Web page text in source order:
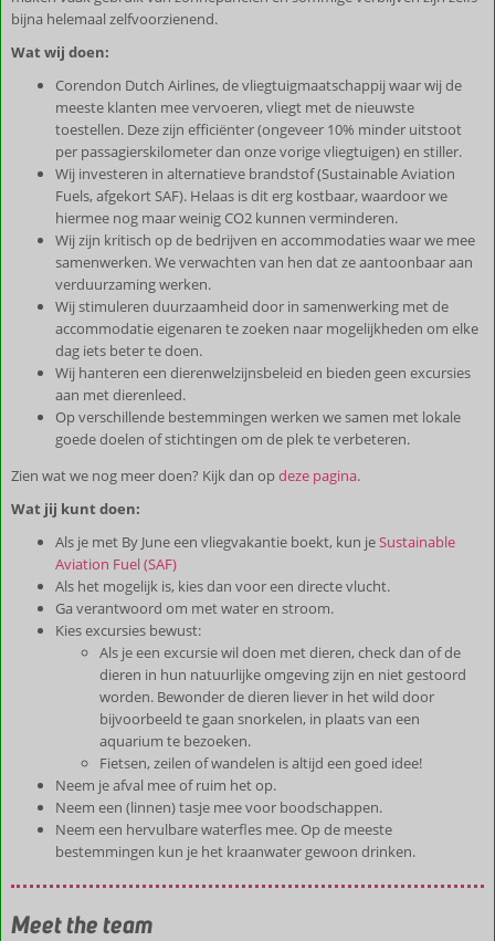
bijna helemaal zelfvoorzienend.
Wat wij doen:
Corendon Dutch Airlines, de vliegtuigmaatschappij waar wij de
meeste klanten mee vervoeren, vliegt met de nieuwste
toestellen. Deze zijn efficiënter (ongeveer 10% minder uitstoot
per passagierskilometer dan onze vorige vliegtuigen) en stiller.
Wij investeren in alternatieve brandstof (Sustainable Aviation
Fuels, afgekort SAF). Helaas is dit erg kostbaar, waardoor we
hiermee nog maar weinig CO2 kunnen verminderen.
Wij zijn kritisch op de bedrijven en accommodaties waar we mee
samenwerken. We verwachten van hen dat ze aantoonbaar aan
verduurzaming werken.
Wij stimuleren duurzaamheid door in samenwerking met de
accommodatie eigenaren te zoeken naar mogelijkheden om elke
dag iets beter te doen.
Wij hanteren een dierenwelzijnsbeleid en bieden geen excursies
aan met dierenleed.
Op verschillende bestemmingen werken we samen met lokale
goede doelen of stichtingen om de plek te verbeteren.
Zien wat we nog meer doen? Kijk dan opdeze pagina.
Wat jij kunt doen:
Als je met By June een vliegvakantie boekt, kun jeSustainable
Aviation Fuel (SAF)
Als het mogelijk is, kies dan voor een directe vlucht.
Ga verantwoord om met water en stroom.
Kies excursies bewust:
Als je een excursie wil doen met dieren, check dan of de
dieren in hun natuurlijke omgeving zijn en niet gestoord
worden. Bewonder de dieren liever in het wild door
bijvoorbeeld te gaan snorkelen, in plaats van een
aquarium te bezoeken.
Fietsen, zeilen of wandelen is altijd een goed idee!
Neem je afval mee of ruim het op.
Neem een (linnen) tasje mee voor boodschappen.
Neem een hervulbare waterfles mee. Op de meeste
bestemmingen kun je het kraanwater gewoon drinken.
Meet the team